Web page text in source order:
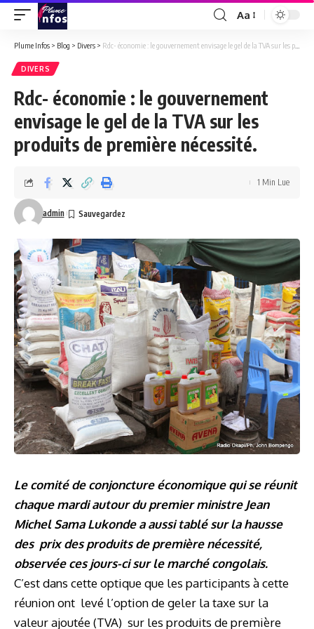
Font
Resizer
Aa
Plume Infos > Blog > Divers > Rdc- économie : le gouvernement envisage le gel de la TVA sur les produits de première nécessité.
DIVERS
Rdc- économie : le gouvernement
envisage le gel de la TVA sur les
produits de première nécessité.
admin
1 Min Lue
Le comité de conjoncture économique qui se réunit
chaque mardi autour du premier ministre Jean
Michel Sama Lukonde a aussi tablé sur la hausse
des prix des produits de première nécessité,
observée ces jours-ci sur le marché congolais.
C’est dans cette optique que les participants à cette
réunion ont levé l’option de geler la taxe sur la
valeur ajoutée (TVA) sur les produits de première